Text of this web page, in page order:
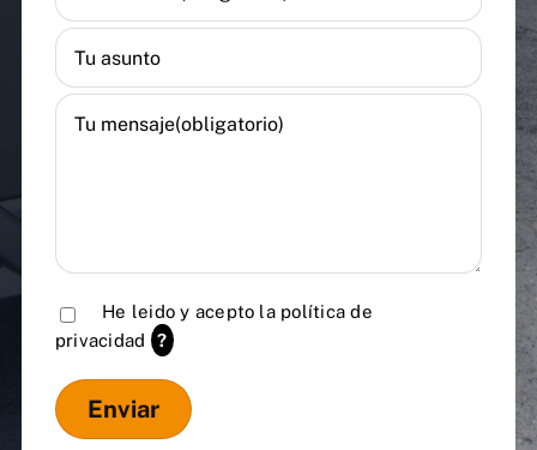
He leido y acepto la política de
privacidad
?